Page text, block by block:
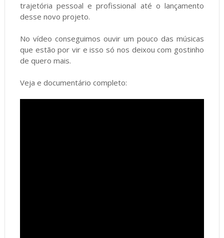
trajetória pessoal e profissional até o lançamento
desse novo projeto.
No vídeo conseguimos ouvir um pouco das músicas
que estão por vir e isso só nos deixou com gostinho
de quero mais.
Veja e documentário completo: